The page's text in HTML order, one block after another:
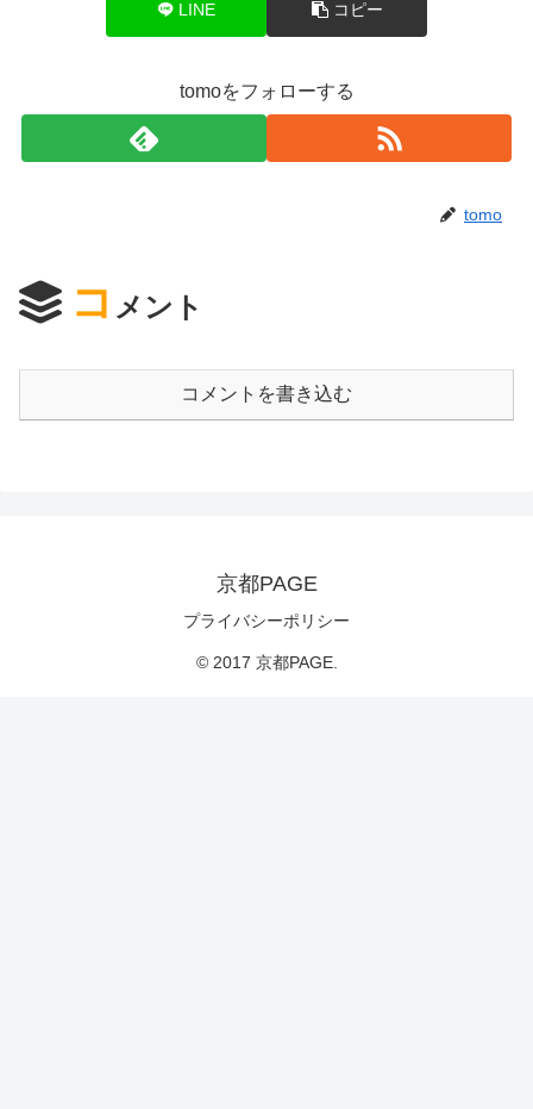
LINE コピー
tomoをフォローする
tomo
コ メント
コメントを書き込む
京都PAGE
プライバシーポリシー
© 2017 京都PAGE.